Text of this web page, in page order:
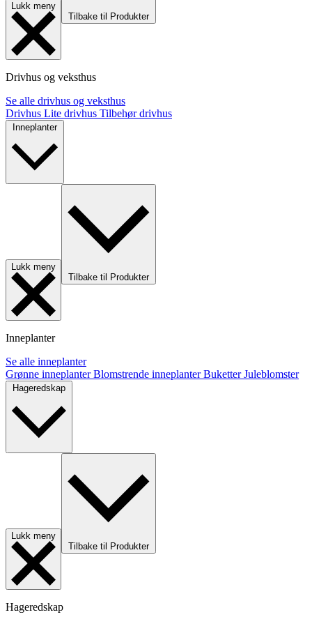
Lukk meny
Tilbake til Produkter
Drivhus og veksthus
Se alle drivhus og veksthus
Drivhus Lite drivhus Tilbehør drivhus
Inneplanter
Lukk meny
Tilbake til Produkter
Inneplanter
Se alle inneplanter
Grønne inneplanterBlomstrende inneplanterBuketterJuleblomster
Lukk meny
Tilbake til Produkter
Hageredskap